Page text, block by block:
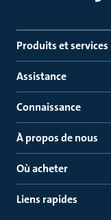
Produits et services
Assistance
Connaissance
À propos de nous
Où acheter
Liens rapides